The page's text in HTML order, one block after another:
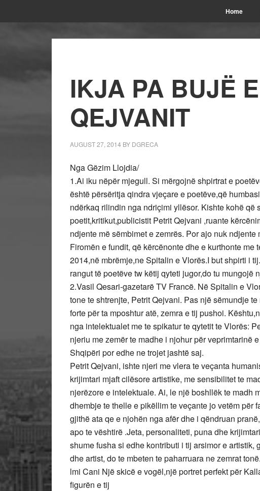
Home
IKJA PA BUJË
QEJVANIT
AUGUST 27, 2014 BY DGRECA
Nga Gëzim Llojdia/
1.Ai iku nëpër mjegull. Si mërgojnë shpirtrat e
është përsëritja qindra vjeçare e poetëve,që
ndërkaq rilindin nga ndriçimi yllësor. Kishte kohë që
poetit,kritikut,publicistit Petrit Qejvani ,ruante
ndjente më sëmbimet e zemrës. Por ajo nuk
Firomën e fundit, që kërcënonte dhe e kurthonte
2014,në mbrëmje,ne Spitalin e Vlorës.I but shpirti i
rangut të poetëve tw këtij qyteti jugor,do tu mungojë
2.Vasil Qesari-gazetarë TV Francë. Në Spitalin e
tone te shtrenjte, Petrit Qejvani. Pas një sëmundje
forte për ta mposhtur atë, zemra e tij pushoi.
nga intelektualet me te spikatur te qytetit te Vlorës:
njeriu me zemër te madhe i njohur për veprimtarinë
Shqipëri por edhe ne trojet jashtë saj.
Petrit Qejvani, ishte njeri me vlera te veçanta
krijimtari mjaft cilësore artistike, me sensibilitet te
njerëzore e intelektuale. Ai, le një boshllëk te madh
dhembje te thelle e pikëllim te veçante jo vetëm për
gjithë ata qe e njohën nga afër dhe i qëndruan
apo te vështirë .Jeta, personaliteti, puna dhe
shume fusha si edhe kontributi i tij arsimor e
dhe artist, do te mbeten te paharruara ne zemrat tonë.
lmi Cani Një skicë e vogël,një portret perfekt për
figurën e tij